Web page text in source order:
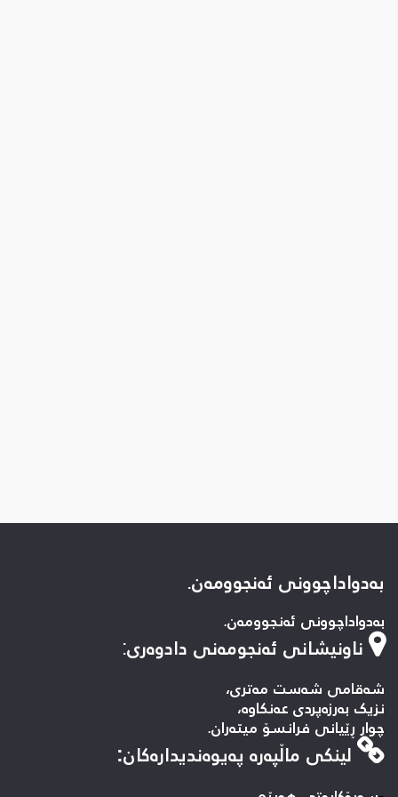
بەدواداچوونی ئەنجوومەن.
بەدواداچوونی ئەنجوومەن.
ناونیشانی ئەنجومەنی دادوەری:
شەقامی شەست مەتری،
نزیک بەرزەپردی عەنکاوە،
چوار ڕێیانی فرانسۆ میتەران.
لینكی ماڵپه‌ره‌ په‌یوه‌ندیداره‌كان: